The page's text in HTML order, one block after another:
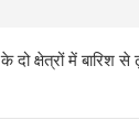
क्षेत्रों में बारिश से